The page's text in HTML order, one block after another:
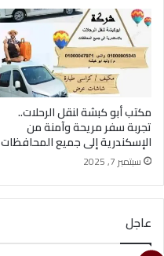
مكتب أبو كبشة لنقل الرحلات..
تجربة سفر مريحة وآمنة من
الإسكندرية إلى جميع المحافظات
سبتمبر 7, 2025
عاجل